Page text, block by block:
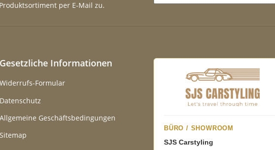
per E-Mail zu.
Gesetzliche Informationen
Widerrufs-Formular
Datenschutz
Allgemeine Geschäftsbedingungen
Sitemap
BÜRO / SHOWROOM
SJS Carstyling